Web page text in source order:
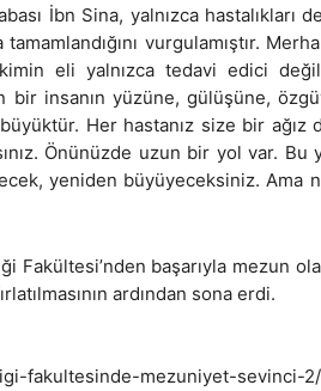
İbn Sina, yalnızca hastalıkları
vurgulamıştır.
eli yalnızca tedavi edici
bir insanın yüzüne, gülüşüne,
Her hastanız size bir
Önünüzde uzun bir yol var.
yeniden büyüyeceksiniz. Ama
Fakültesi’nden başarıyla
ardından sona erdi.
fakultesinde-mezuniyet-sevinci-2/